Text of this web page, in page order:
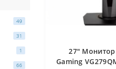
49
31
1
66
27" Монитор
Gaming